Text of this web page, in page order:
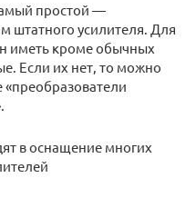
простой —
штатного усилителя. Для
иметь кроме обычных
Если их нет, то можно
«преобразователи
в оснащение многих